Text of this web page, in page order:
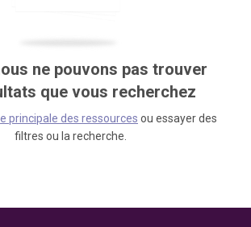
ne pouvons pas trouver
que vous recherchez
principale des ressources ou essayer des
filtres ou la recherche.